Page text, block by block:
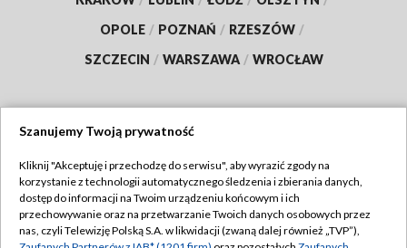
OPOLE / POZNAŃ / RZESZÓW /
SZCZECIN / WARSZAWA / WROCŁAW
TVP
Abonament TVP
Emisja w TVP
Regulamin TVP
Szanujemy Twoją prywatność
Kliknij "Akceptuję i przechodzę do serwisu", aby wyrazić zgody na
korzystanie z technologii automatycznego śledzenia i zbierania danych,
dostęp do informacji na Twoim urządzeniu końcowym i ich
przechowywanie oraz na przetwarzanie Twoich danych osobowych przez
nas, czyli Telewizję Polską S.A. w likwidacji (zwaną dalej również „TVP”),